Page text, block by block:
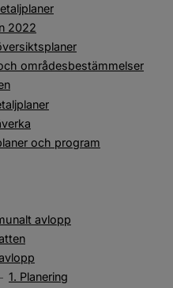
2022
områdesbestämmelser
och program
avlopp
1. Planering